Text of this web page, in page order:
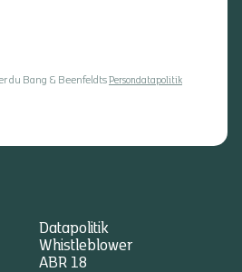
du Bang & Beenfeldts Persondatapolitik
Datapolitik
Whistleblower
ABR 18